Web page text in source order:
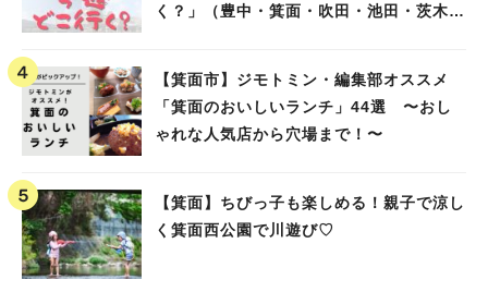
く？」（豊中・箕面・吹田・池田・茨木・
【箕面市】ジモトミン・編集部オススメ
「箕面のおいしいランチ」44選 〜おし
ゃれな人気店から穴場まで！〜
【箕面】ちびっ子も楽しめる！親子で涼し
く箕面西公園で川遊び♡